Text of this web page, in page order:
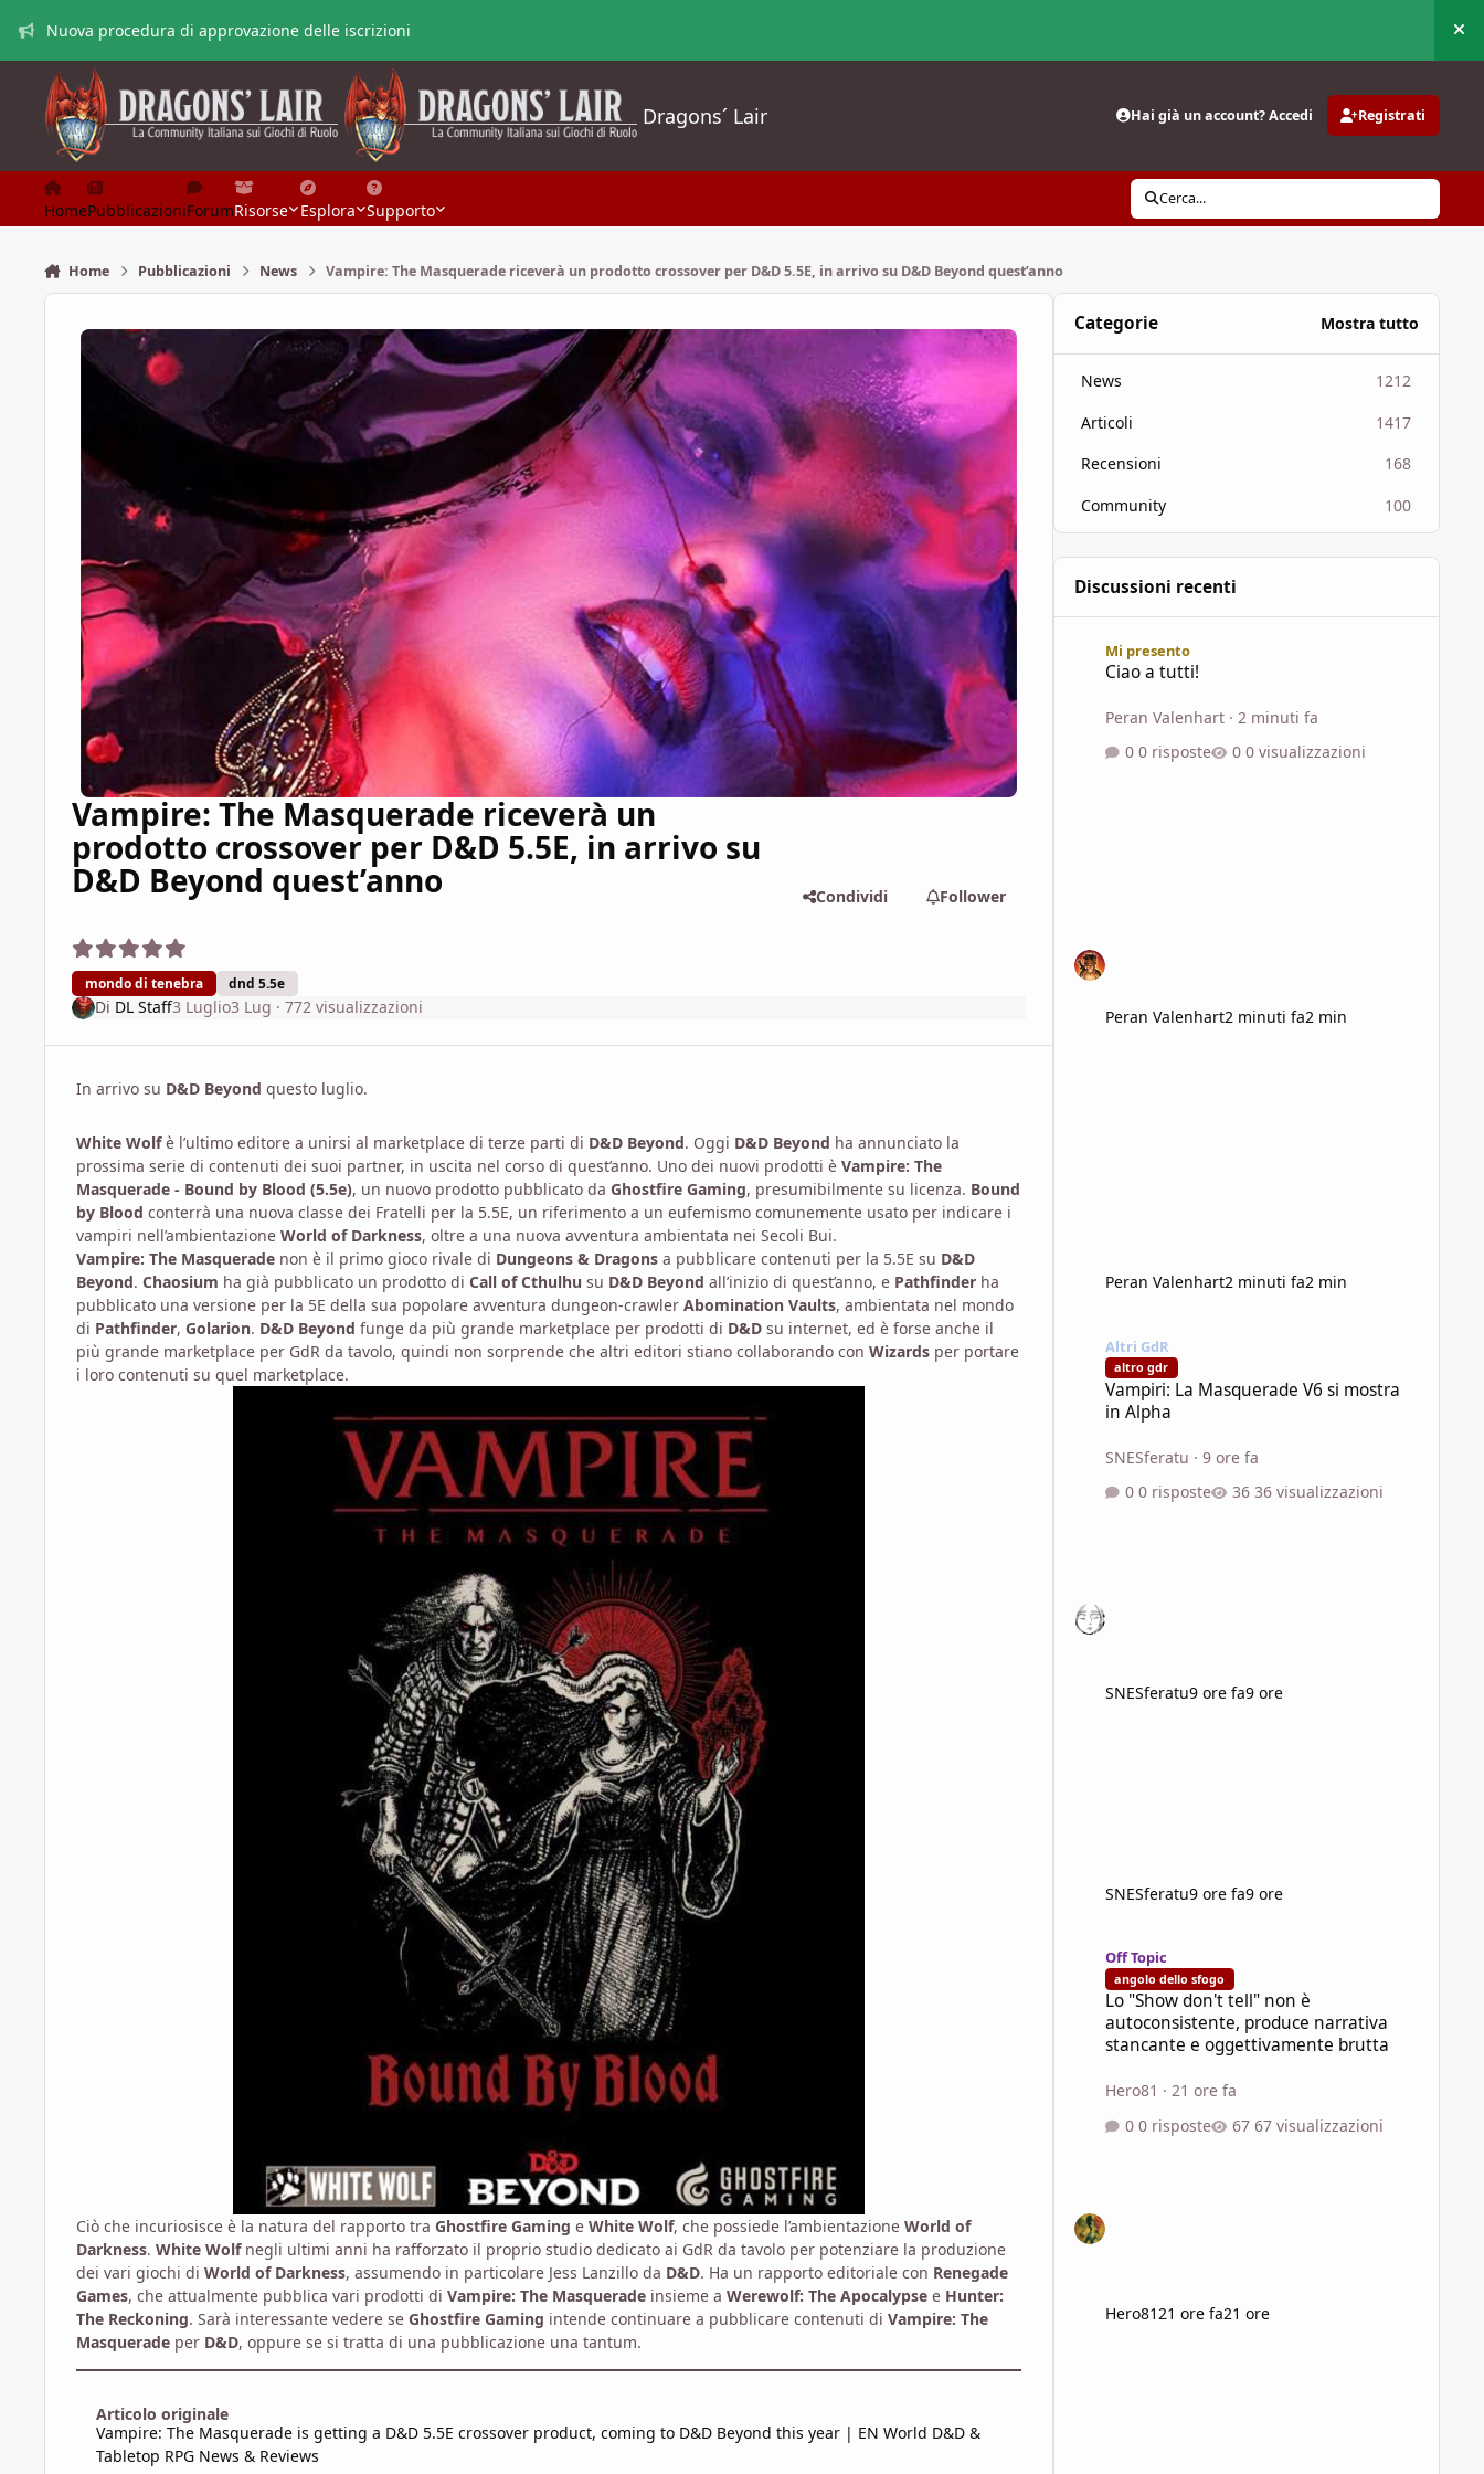
Nuova procedura di approvazione delle iscrizioni
Dragons´ Lair Hai già un account? Accedi Registrati
HomePubblicazioniForumRisorse Esplora Supporto
Cerca...
Home Pubblicazioni News Vampire: The Masquerade riceverà un prodotto crossover per D&D 5.5E, in arrivo su D&D Beyond quest’anno
Vampire: The Masquerade riceverà un
prodotto crossover per D&D 5.5E, in arrivo su
D&D Beyond quest’anno
mondo di tenebra dnd 5.5e
Condividi Follower
Di DL Staff3 Luglio3 Lug · 772 visualizzazioni
In arrivo su D&D Beyond questo luglio.
White Wolfè l’ultimo editore a unirsi al marketplace di terze parti di D&D Beyond. Oggi D&D Beyond ha annunciato la
prossima serie di contenuti dei suoi partner, in uscita nel corso di quest’anno. Uno dei nuovi prodotti è Vampire: The
Masquerade - Bound by Blood (5.5e), un nuovo prodotto pubblicato da Ghostfire Gaming, presumibilmente su licenza. Bound
by Blood conterrà una nuova classe dei Fratelli per la 5.5E, un riferimento a un eufemismo comunemente usato per indicare i
vampiri nell’ambientazione World of Darkness, oltre a una nuova avventura ambientata nei Secoli Bui.
Vampire: The Masquerade non è il primo gioco rivale di Dungeons & Dragons a pubblicare contenuti per la 5.5E su D&D
Beyond. Chaosium ha già pubblicato un prodotto di Call of Cthulhu su D&D Beyond all’inizio di quest’anno, e Pathfinder ha
pubblicato una versione per la 5E della sua popolare avventura dungeon-crawler Abomination Vaults, ambientata nel mondo
di Pathfinder, Golarion. D&D Beyond funge da più grande marketplace per prodotti di D&D su internet, ed è forse anche il
più grande marketplace per GdR da tavolo, quindi non sorprende che altri editori stiano collaborando con Wizards per portare
i loro contenuti su quel marketplace.
Ciò che incuriosisce è la natura del rapporto tra Ghostfire Gaming e White Wolf, che possiede l’ambientazione World of
Darkness. White Wolfnegli ultimi anni ha rafforzato il proprio studio dedicato ai GdR da tavolo per potenziare la produzione
dei vari giochi di World of Darkness, assumendo in particolare Jess Lanzillo da D&D. Ha un rapporto editoriale con Renegade
Games, che attualmente pubblica vari prodotti di Vampire: The Masquerade insieme a Werewolf: The Apocalypse e Hunter:
The Reckoning. Sarà interessante vedere se Ghostfire Gaming intende continuare a pubblicare contenuti di Vampire: The
Masquerade per D&D, oppure se si tratta di una pubblicazione una tantum.
Articolo originale
Vampire: The Masquerade is getting a D&D 5.5E crossover product, coming to D&D Beyond this year | EN World D&D &
Tabletop RPG News & Reviews
Categorie Mostra tutto
News
1212
Articoli
1417
Recensioni
168
Community
100
Discussioni recenti
Mi presento
Ciao a tutti!
Peran Valenhart· 2 minuti fa
0 risposte
0 visualizzazioni
Peran Valenhart2 minuti fa2 min
Peran Valenhart2 minuti fa2 min
Altri GdR
altro gdr
Vampiri: La Masquerade V6 si mostra
in Alpha
SNESferatu · 9 ore fa
0 risposte
36 visualizzazioni
SNESferatu9 ore fa9 ore
SNESferatu9 ore fa9 ore
Off Topic
angolo dello sfogo
Lo "Show don't tell" non è
autoconsistente, produce narrativa
stancante e oggettivamente brutta
Hero81 · 21 ore fa
0 risposte
67 visualizzazioni
Hero8121 ore fa21 ore